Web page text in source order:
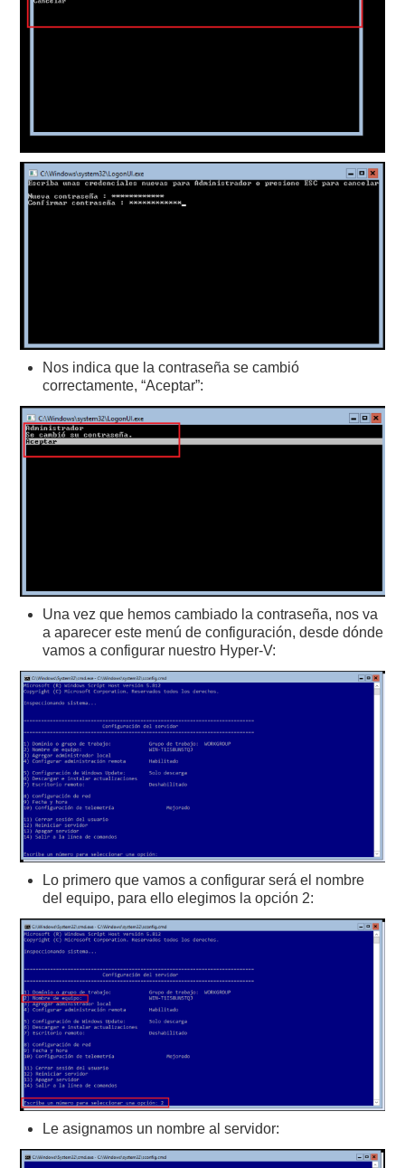
Nos indica que la contraseña se cambió
correctamente, “Aceptar”:
Una vez que hemos cambiado la contraseña, nos va
a aparecer este menú de configuración, desde dónde
vamos a configurar nuestro Hyper-V:
Lo primero que vamos a configurar será el nombre
del equipo, para ello elegimos la opción 2:
Le asignamos un nombre al servidor: